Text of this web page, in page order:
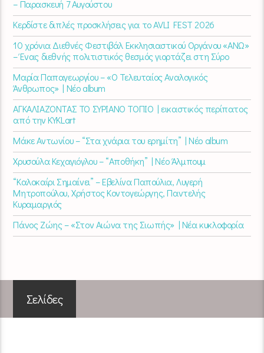
– Παρασκευή 7 Αυγούστου
Κερδίστε διπλές προσκλήσεις για το AVLI FEST 2026
10 χρόνια Διεθνές Φεστιβάλ Εκκλησιαστικού Οργάνου «ΑΝΩ»
– Ένας διεθνής πολιτιστικός θεσμός γιορτάζει στη Σύρο​
Μαρία Παπαγεωργίου – «Ο Τελευταίος Αναλογικός
Άνθρωπος» | Νέο album
ΑΓΚΑΛΙΑΖΟΝΤΑΣ ΤΟ ΣΥΡΙΑΝΟ ΤΟΠΙΟ | εικαστικός περίπατος
από την KYKLart
Μάκε Αντωνίου – “Στα χνάρια του ερημίτη” | Νέο album
Χρυσούλα Κεχαγιόγλου – “Αποθήκη” | Νέο Άλμπουμ
“Καλοκαίρι Σημαίνει” – Εβελίνα Παπούλια, Λυγερή
Μητροπούλου, Χρήστος Κοντογεώργης, Παντελής
Κυραμαργιός
Πάνος Ζώης – «Στον Αιώνα της Σιωπής» | Νέα κυκλοφορία
Σελίδες